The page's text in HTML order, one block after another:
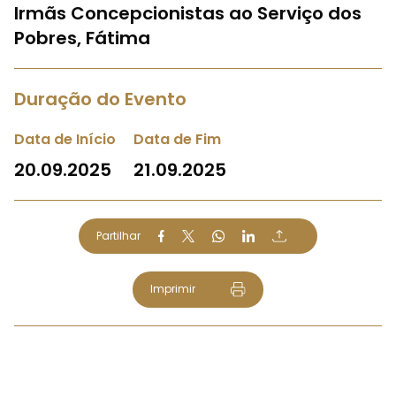
Irmãs Concepcionistas ao Serviço dos
Pobres, Fátima
Duração do Evento
Data de Início
20.09.2025
Data de Fim
21.09.2025
Partilhar
Imprimir